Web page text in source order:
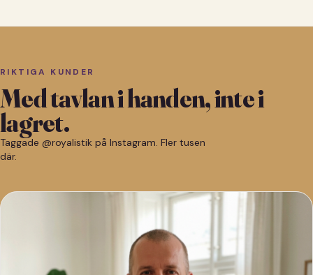
RIKTIGA KUNDER
Med tavlan i handen, inte i
lagret.
Taggade @royalistik på Instagram. Fler tusen
där.